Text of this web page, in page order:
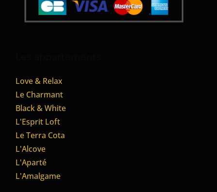
Love & Relax
Le Charmant
Black & White
L'Esprit Loft
Le Terra Cota
L'Alcove
L'Aparté
L'Amalgame